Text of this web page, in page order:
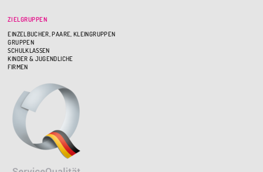
ZIELGRUPPEN
EINZELBUCHER, PAARE, KLEINGRUPPEN
GRUPPEN
SCHULKLASSEN
KINDER & JUGENDLICHE
FIRMEN